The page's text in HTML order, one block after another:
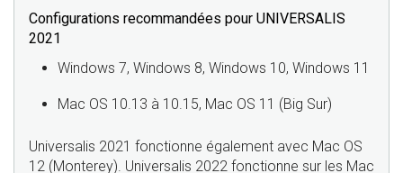
Configurations recommandées pour UNIVERSALIS
2021
Windows 7, Windows 8, Windows 10, Windows 11
Mac OS 10.13 à 10.15, Mac OS 11 (Big Sur)
Universalis 2021 fonctionne également avec Mac OS
12 (Monterey). Universalis 2022 fonctionne sur les Mac